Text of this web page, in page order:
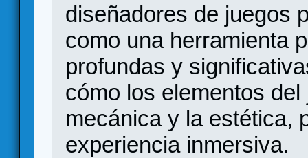
diseñadores de juegos
como una herramienta
profundas y
cómo los elementos
mecánica y la estética,
experiencia inmersiva.